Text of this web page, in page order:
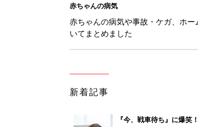
赤ちゃんの病気
赤ちゃんの病気や事故・ケガ、ホー
いてまとめました
新着記事
『今、戦車待ち』に爆笑